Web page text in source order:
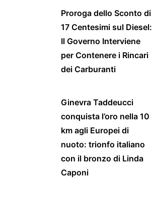
Proroga dello Sconto di
17 Centesimi sul Diesel:
Il Governo Interviene
per Contenere i Rincari
dei Carburanti
Ginevra Taddeucci
conquista l’oro nella 10
km agli Europei di
nuoto: trionfo italiano
con il bronzo di Linda
Caponi